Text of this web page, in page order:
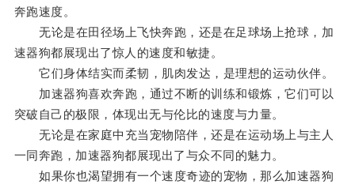
奔跑速度。
无论是在田径场上飞快奔跑，还是在足球场上抢球，加
速器狗都展现出了惊人的速度和敏捷。
它们身体结实而柔韧，肌肉发达，是理想的运动伙伴。
加速器狗喜欢奔跑，通过不断的训练和锻炼，它们可以
突破自己的极限，体现出无与伦比的速度与力量。
无论是在家庭中充当宠物陪伴，还是在运动场上与主人
一同奔跑，加速器狗都展现出了与众不同的魅力。
如果你也渴望拥有一个速度奇迹的宠物，那么加速器狗